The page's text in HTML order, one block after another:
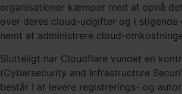
organisationer kæmper med at opnå
over deres cloud-udgifter og i stigende
nemt at administrere cloud-
Slutteligt har Cloudflare vundet en
(Cybersecurity and Infrastructure
består I at levere registrerings- og